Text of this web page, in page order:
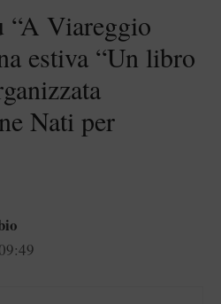
“A Viareggio
estiva “Un libro
Nati per